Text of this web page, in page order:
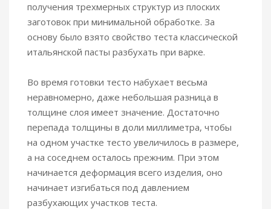
получения трехмерных структур из плоских
заготовок при минимальной обработке. За
основу было взято свойство теста классической
итальянской пасты разбухать при варке.
Во время готовки тесто набухает весьма
неравномерно, даже небольшая разница в
толщине слоя имеет значение. Достаточно
перепада толщины в доли миллиметра, чтобы
на одном участке тесто увеличилось в размере,
а на соседнем осталось прежним. При этом
начинается деформация всего изделия, оно
начинает изгибаться под давлением
разбухающих участков теста.